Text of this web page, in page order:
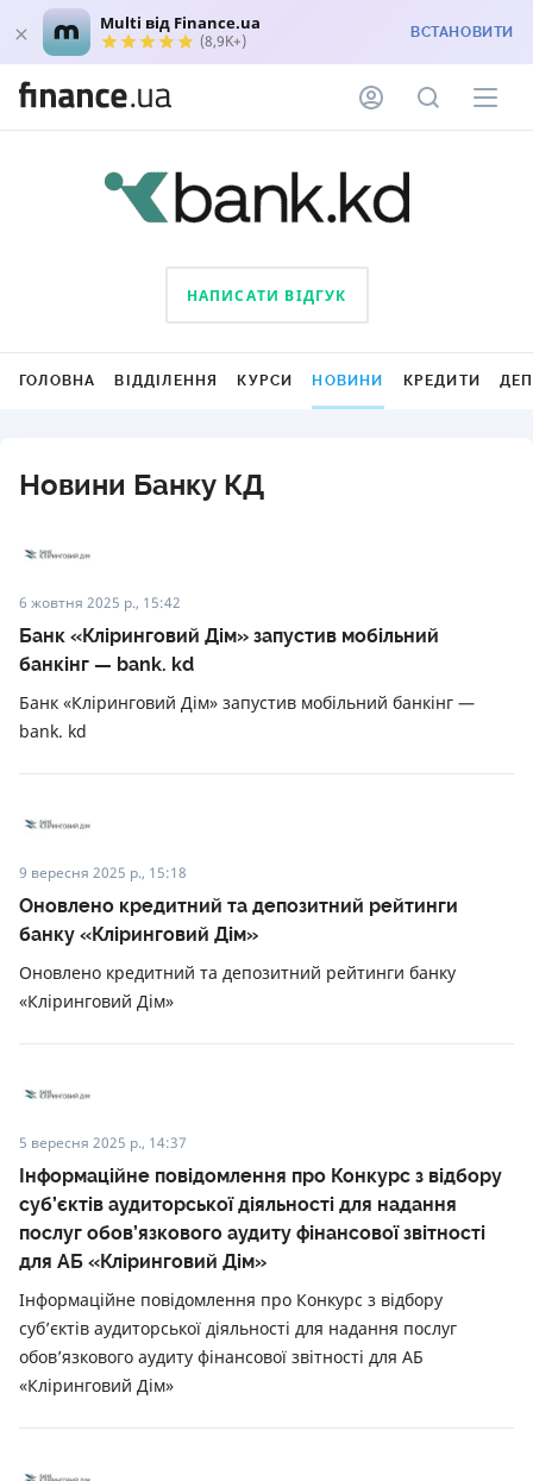
Multi від Finance.ua
(8,9K+) ВСТАНОВИТИ
НАПИСАТИ ВІДГУК
ГОЛОВНА ВІДДІЛЕННЯ КУРСИ НОВИНИ КРЕДИТИ
Новини Банку КД
6 жовтня 2025 р., 15:42
Банк «Кліринговий Дім» запустив мобільний
банкінг — bank. kd
Банк «Кліринговий Дім» запустив мобільний банкінг —
bank. kd
9 вересня 2025 р., 15:18
Оновлено кредитний та депозитний рейтинги
банку «Кліринговий Дім»
Оновлено кредитний та депозитний рейтинги банку
«Кліринговий Дім»
5 вересня 2025 р., 14:37
Інформаційне повідомлення про Конкурс з відбору
суб’єктів аудиторської діяльності для надання
послуг обов’язкового аудиту фінансової звітності
для АБ «Кліринговий Дім»
Інформаційне повідомлення про Конкурс з відбору
суб’єктів аудиторської діяльності для надання послуг
обов’язкового аудиту фінансової звітності для АБ
«Кліринговий Дім»